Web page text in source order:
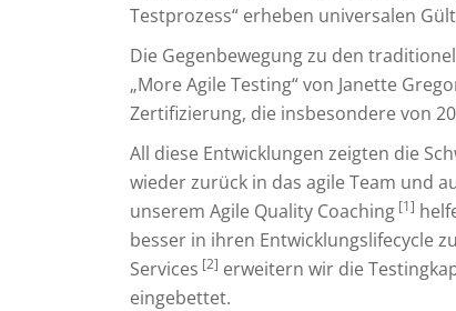
Testprozess“ erheben universalen
Die Gegenbewegung zu den
„More Agile Testing“ von Janette
Zertifizierung, die insbesondere von
All diese Entwicklungen zeigten die
wieder zurück in das agile Team und
unserem Agile Quality Coaching [1]
besser in ihren Entwicklungslifecycle
Services [2] erweitern wir die
eingebettet.